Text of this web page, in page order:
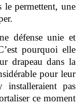
permettent, une
défense unie et
pourquoi elle
drapeau dans la
pour leur
pas
ce moment